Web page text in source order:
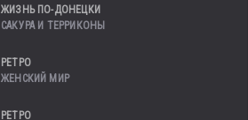
ЖИЗНЬ ПО-ДОНЕЦКИ
САКУРА И ТЕРРИКОНЫ
РЕТРО
ЖЕНСКИЙ МИР
РЕТРО